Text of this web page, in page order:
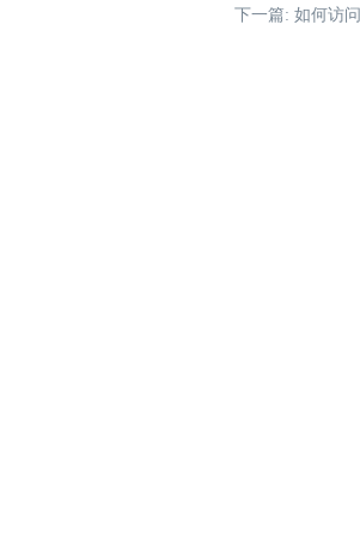
下一篇: 如何访问